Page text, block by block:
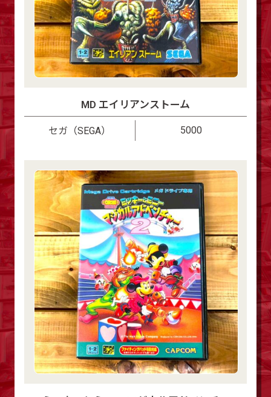
MD エイリアンストーム
セガ（SEGA） 5000